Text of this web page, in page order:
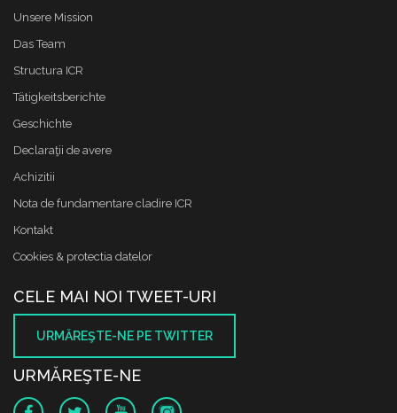
Unsere Mission
Das Team
Structura ICR
Tätigkeitsberichte
Geschichte
Declaraţii de avere
Achizitii
Nota de fundamentare cladire ICR
Kontakt
Cookies & protectia datelor
CELE MAI NOI TWEET-URI
URMĂREŞTE-NE PE TWITTER
URMĂREŞTE-NE